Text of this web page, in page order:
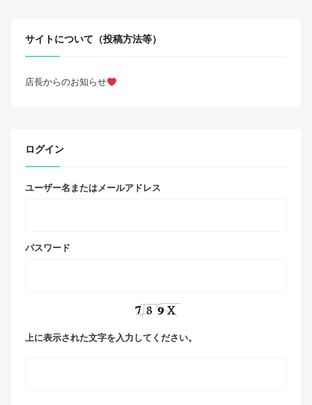
サイトについて（投稿方法等）
店長からのお知らせ
ログイン
ユーザー名またはメールアドレス
パスワード
上に表示された文字を入力してください。